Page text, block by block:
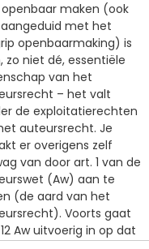
maken (ook
met het
openbaarmaking) is
zo niet dé, essentiële
van het
– het valt
de exploitatierechten
auteursrecht. Je
er overigens zelf
van door art. 1 van de
(Aw) aan te
(de aard van het
Voorts gaat
Aw uitvoerig in op dat